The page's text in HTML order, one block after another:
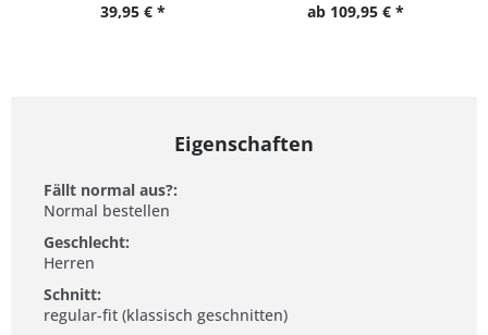
39,95 € * ab 109,95 € *
Eigenschaften
Fällt normal aus?:
Normal bestellen
Geschlecht:
Herren
Schnitt:
regular-fit (klassisch geschnitten)